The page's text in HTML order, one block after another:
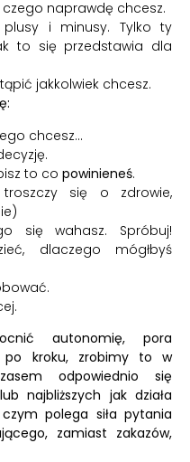
naprawdę chcesz.
plusy i minusy. Tylko ty
to się przedstawia dla
jakkolwiek chcesz.
chcesz…
to co powinieneś.
się o zdrowie,
się wahasz. Spróbuj!
dlaczego mógłbyś
autonomię, pora
po kroku, zrobimy to w
odpowiednio się
najbliższych jak działa
polega siła pytania
zamiast zakazów,